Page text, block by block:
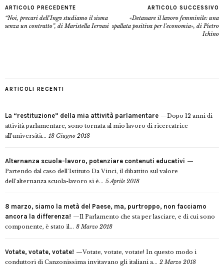
ARTICOLO PRECEDENTE
“Noi, precari dell’Ingv studiamo il sisma
senza un contratto”, di Maristella Iervasi
ARTICOLO SUCCESSIVO
«Detassare il lavoro femminile: una
spallata positiva per l’economia», di Pietro
Ichino
ARTICOLI RECENTI
La “restituzione” della mia attività parlamentare
Dopo 12 anni di
attività parlamentare, sono tornata al mio lavoro di ricercatrice
all’università... 18 Giugno 2018
Alternanza scuola-lavoro, potenziare contenuti educativi
Partendo dal caso dell’Istituto Da Vinci, il dibattito sul valore
dell’alternanza scuola-lavoro si è... 5 Aprile 2018
8 marzo, siamo la metà del Paese, ma, purtroppo, non facciamo
ancora la differenza!
Il Parlamento che sta per lasciare, e di cui sono
componente, è stato il... 8 Marzo 2018
Votate, votate, votate!
Votate, votate, votate! In questo modo i
conduttori di Canzonissima invitavano gli italiani a... 2 Marzo 2018